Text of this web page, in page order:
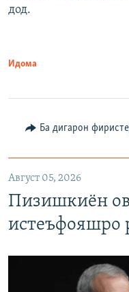
дод.
Идома
Ба дигарон
Август 05, 2026
Пизишкиён
истеъфояшро